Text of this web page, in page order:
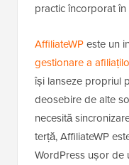
practic încorporat în
AffiliateWPeste un
gestionare a
își lanseze propriul
deosebire de alte
necesită
terță, AffiliateWP
WordPress ușor de